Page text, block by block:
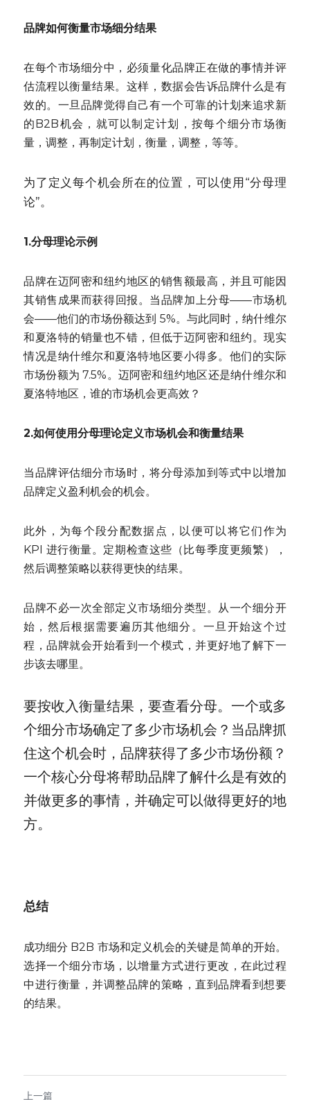
品牌如何衡量市场细分结果
在每个市场细分中，必须量化品牌正在做的事情并评
估流程以衡量结果。这样，数据会告诉品牌什么是有
效的。一旦品牌觉得自己有一个可靠的计划来追求新
的B2B机会，就可以制定计划，按每个细分市场衡
量，调整，再制定计划，衡量，调整，等等。
为了定义每个机会所在的位置，可以使用“分母理
论”。
1.分母理论示例
品牌在迈阿密和纽约地区的销售额最高，并且可能因
其销售成果而获得回报。当品牌加上分母——市场机
会——他们的市场份额达到 5%。与此同时，纳什维尔
和夏洛特的销量也不错，但低于迈阿密和纽约。现实
情况是纳什维尔和夏洛特地区要小得多。他们的实际
市场份额为 7.5%。迈阿密和纽约地区还是纳什维尔和
夏洛特地区，谁的市场机会更高效？
2.如何使用分母理论定义市场机会和衡量结果
当品牌评估细分市场时，将分母添加到等式中以增加
品牌定义盈利机会的机会。
此外，为每个段分配数据点，以便可以将它们作为
KPI 进行衡量。定期检查这些（比每季度更频繁），
然后调整策略以获得更快的结果。
品牌不必一次全部定义市场细分类型。从一个细分开
始，然后根据需要遍历其他细分。一旦开始这个过
程，品牌就会开始看到一个模式，并更好地了解下一
步该去哪里。
要按收入衡量结果，要查看分母。一个或多
个细分市场确定了多少市场机会？当品牌抓
住这个机会时，品牌获得了多少市场份额？
一个核心分母将帮助品牌了解什么是有效的
并做更多的事情，并确定可以做得更好的地
方。
总结
成功细分 B2B 市场和定义机会的关键是简单的开始。
选择一个细分市场，以增量方式进行更改，在此过程
中进行衡量，并调整品牌的策略，直到品牌看到想要
的结果。
上一篇